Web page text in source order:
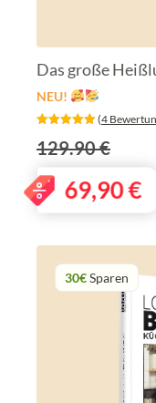
Das große
NEU!
‎ (4
129.90 €
69,90€
30€Sparen